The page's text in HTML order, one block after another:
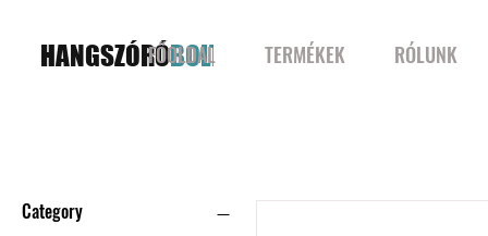
HANGSZÓRÓBOLT
FŐOLDAL TERMÉKEK RÓLUNK
Category